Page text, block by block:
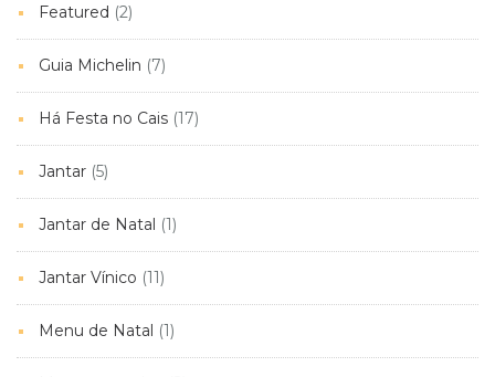
Featured (2)
Guia Michelin (7)
Há Festa no Cais (17)
Jantar (5)
Jantar de Natal (1)
Jantar Vínico (11)
Menu de Natal (1)